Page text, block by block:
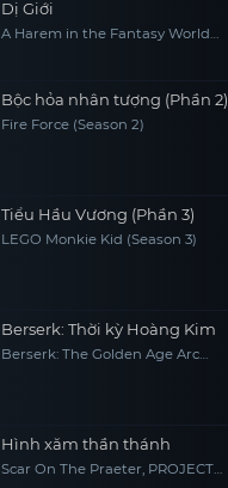
Dị Giới
A Harem in the Fantasy World
Bộc hỏa nhân tượng (Phần 2)
Fire Force (Season 2)
Tiểu Hầu Vương (Phần 3)
LEGO Monkie Kid (Season 3)
Berserk: Thời kỳ Hoàng Kim
Berserk: The Golden Age Arc
Hình xăm thần thánh
Scar On The Praeter, PROJECT